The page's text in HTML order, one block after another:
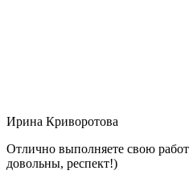
Ирина Криворотова
Отлично выполняете свою
довольны, респект!)